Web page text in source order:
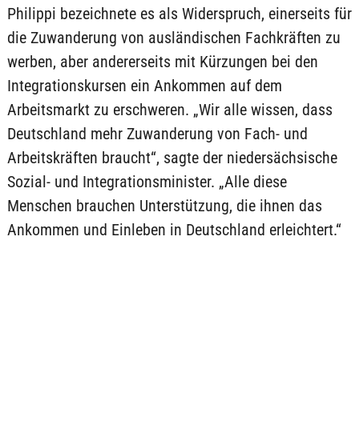
Philippi bezeichnete es als Widerspruch, einerseits für
die Zuwanderung von ausländischen Fachkräften zu
werben, aber andererseits mit Kürzungen bei den
Integrationskursen ein Ankommen auf dem
Arbeitsmarkt zu erschweren. „Wir alle wissen, dass
Deutschland mehr Zuwanderung von Fach- und
Arbeitskräften braucht“, sagte der niedersächsische
Sozial- und Integrationsminister. „Alle diese
Menschen brauchen Unterstützung, die ihnen das
Ankommen und Einleben in Deutschland erleichtert.“